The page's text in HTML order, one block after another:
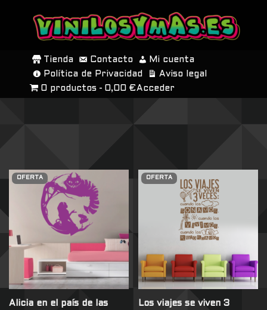
SALTAR
CONTENIDO
Tienda Contacto
Mi cuenta
Política de Privacidad
Aviso legal
0 productos
0,00 € Acceder
OFERTA
Alicia en el país de las
OFERTA
Los viajes se viven 3